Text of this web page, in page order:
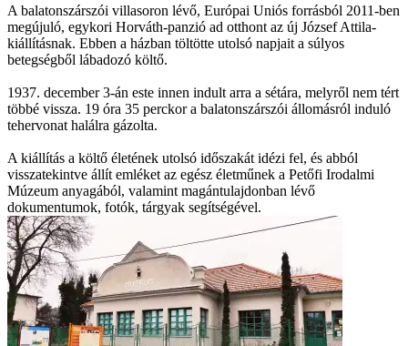
A balatonszárszói villasoron lévő, Európai Uniós forrásból 2011-ben
megújuló, egykori Horváth-panzió ad otthont az új József Attila-
kiállításnak. Ebben a házban töltötte utolsó napjait a súlyos
betegségből lábadozó költő.
1937. december 3-án este innen indult arra a sétára, melyről nem tért
többé vissza. 19 óra 35 perckor a balatonszárszói állomásról induló
tehervonat halálra gázolta.
A kiállítás a költő életének utolsó időszakát idézi fel, és abból
visszatekintve állít emléket az egész életműnek a Petőfi Irodalmi
Múzeum anyagából, valamint magántulajdonban lévő
dokumentumok, fotók, tárgyak segítségével.